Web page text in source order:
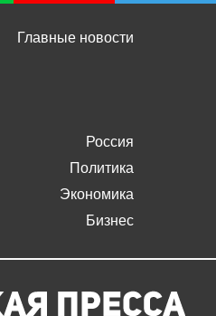
Главные новости
Россия
Политика
Экономика
Бизнес